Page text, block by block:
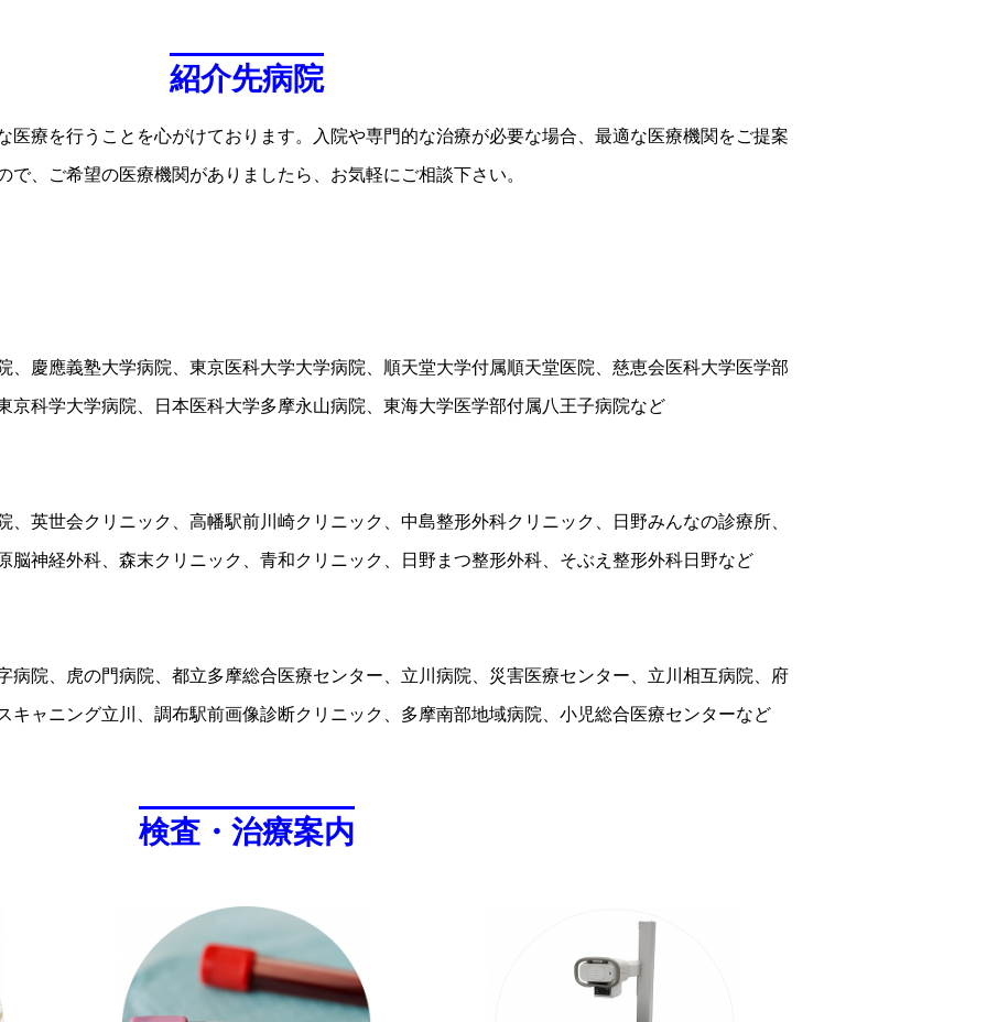
紹介先病院
医療を行うことを心がけております。入院や専門的な治療が必要な場合、最適な医療機関をご提案
、ご希望の医療機関がありましたら、お気軽にご相談下さい。
、慶應義塾大学病院、東京医科大学大学病院、順天堂大学付属順天堂医院、慈恵会医科大学医学部
京科学大学病院、日本医科大学多摩永山病院、東海大学医学部付属八王子病院など
英世会クリニック、高幡駅前川崎クリニック、中島整形外科クリニック、日野みんなの診療所、
脳神経外科、森末クリニック、青和クリニック、日野まつ整形外科、そぶえ整形外科日野など
病院、虎の門病院、都立多摩総合医療センター、立川病院、災害医療センター、立川相互病院、府
キャニング立川、調布駅前画像診断クリニック、多摩南部地域病院、小児総合医療センターなど
検査・治療案内